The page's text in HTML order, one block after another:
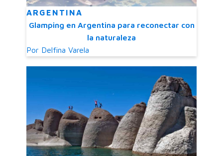
ARGENTINA
Glamping en Argentina para reconectar con
la naturaleza
Por Delfina Varela